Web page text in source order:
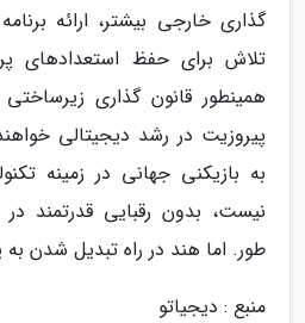
گذاری خارجی بیشتر، ارائه
تلاش برای حفظ استعدادهای
همینطور قانون گذاری
پیروزیت در رشد دیجیتالی
به بازیکنی جهانی در زمینه
نیست، بدون رقبایی قدرتمند
طور. اما هند در راه تبدیل شدن
منبع : دیجیاتو